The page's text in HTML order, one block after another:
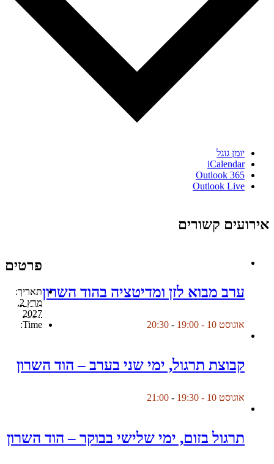
יומן גוגל
iCalendar
Outlook 365
Outlook Live
אירועים קשורים
ערב מבוא לזן ומדיטציה בהוד השרון
אוגוסט 10 - 19:00 -
20:30
קבוצת תרגול, ימי שני בערב – הוד השרון
אוגוסט 10 - 19:30 -
21:00
תרגול בזום, ימי שלישי בבוקר – הוד השרון
פרטים
תאריך:
מרץ 2,
2027
Time: